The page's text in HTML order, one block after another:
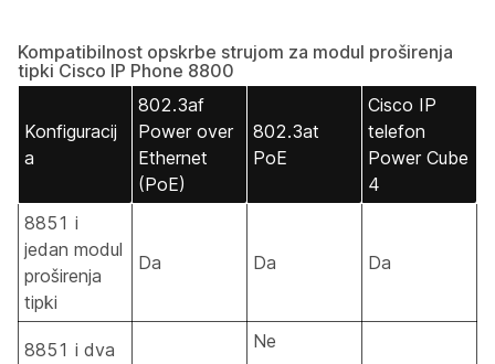
Kompatibilnost opskrbe strujom za modul proširenja
tipki Cisco IP Phone 8800
Konfiguracij
a
802.3af
Power over
Ethernet
(PoE)
802.3at
PoE
Cisco IP
telefon
Power Cube
4
8851 i
jedan modul
proširenja
tipki
Da Da Da
8851 i dva
Ne